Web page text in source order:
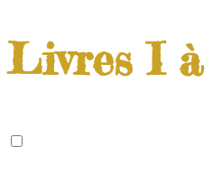
Livres I